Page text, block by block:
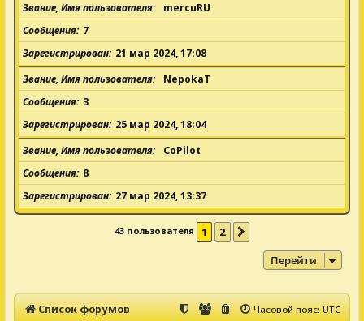
Звание, Имя пользователя
mercuRU
Сообщения 7
Зарегистрирован 21 мар 2024, 17:08
Звание, Имя пользователя
NepokaT
Сообщения 3
Зарегистрирован 25 мар 2024, 18:04
Звание, Имя пользователя
CoPilot
Сообщения 8
Зарегистрирован 27 мар 2024, 13:37
43 пользователя 1 2
Перейти
Список форумов Часовой пояс:UTC